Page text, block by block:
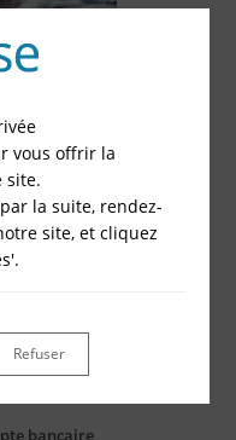
bancaire
vous offrir la
site.
la suite, rendez-
site, et cliquez
Refuser